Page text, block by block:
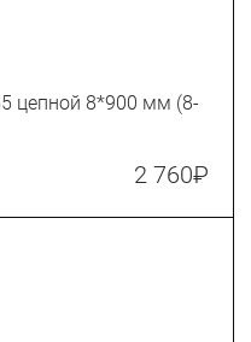
мм (8-
2 760₽